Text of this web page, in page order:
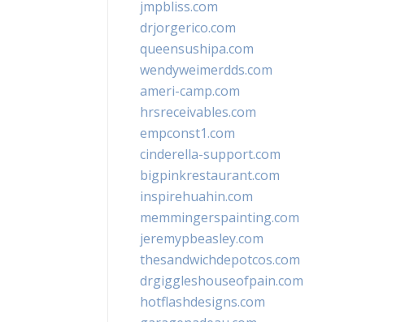
jmpbliss.com
drjorgerico.com
queensushipa.com
wendyweimerdds.com
ameri-camp.com
hrsreceivables.com
empconst1.com
cinderella-support.com
bigpinkrestaurant.com
inspirehuahin.com
memmingerspainting.com
jeremypbeasley.com
thesandwichdepotcos.com
drgiggleshouseofpain.com
hotflashdesigns.com